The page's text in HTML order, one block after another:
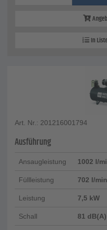
In
Art. Nr.: 201216001794
Ausführung
Ansaugleistung 1002 l/
Füllleistung 702 l/min
Leistung 7,5 kW
Schall 81 dB(A)